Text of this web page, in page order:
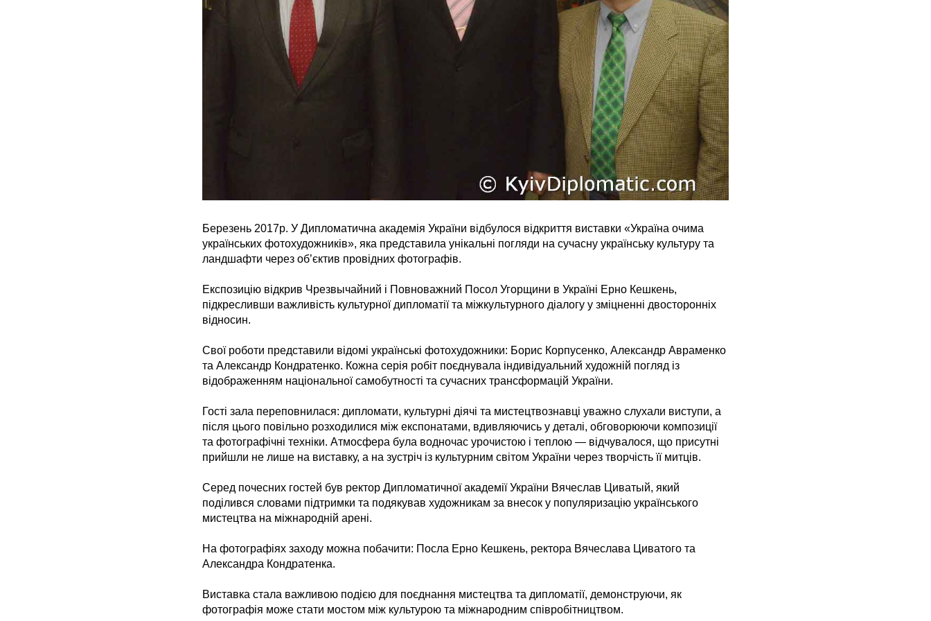
Березень 2017р. У Дипломатична академія України відбулося відкриття виставки «Україна очима
українських фотохудожників», яка представила унікальні погляди на сучасну українську культуру та
ландшафти через об’єктив провідних фотографів.
Експозицію відкрив Чрезвычайний і Повноважний Посол Угорщини в Україні Ерно Кешкень,
підкресливши важливість культурної дипломатії та міжкультурного діалогу у зміцненні двосторонніх
відносин.
Свої роботи представили відомі українські фотохудожники: Борис Корпусенко, Александр Авраменко
та Александр Кондратенко. Кожна серія робіт поєднувала індивідуальний художній погляд із
відображенням національної самобутності та сучасних трансформацій України.
Гості зала переповнилася: дипломати, культурні діячі та мистецтвознавці уважно слухали виступи, а
після цього повільно розходилися між експонатами, вдивляючись у деталі, обговорюючи композиції
та фотографічні техніки. Атмосфера була водночас урочистою і теплою — відчувалося, що присутні
прийшли не лише на виставку, а на зустріч із культурним світом України через творчість її митців.
Серед почесних гостей був ректор Дипломатичної академії України Вячеслав Циватый, який
поділився словами підтримки та подякував художникам за внесок у популяризацію українського
мистецтва на міжнародній арені.
На фотографіях заходу можна побачити: Посла Ерно Кешкень, ректора Вячеслава Циватого та
Александра Кондратенка.
Виставка стала важливою подією для поєднання мистецтва та дипломатії, демонструючи, як
фотографія може стати мостом між культурою та міжнародним співробітництвом.